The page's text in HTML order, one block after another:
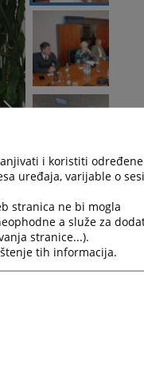
drugi po redu u
Suda Bosne i
i Hercegovine te
i koristiti određene
uređaja, varijable o
stranica ne bi mogla
a služe za
stranice...).
tih informacija.